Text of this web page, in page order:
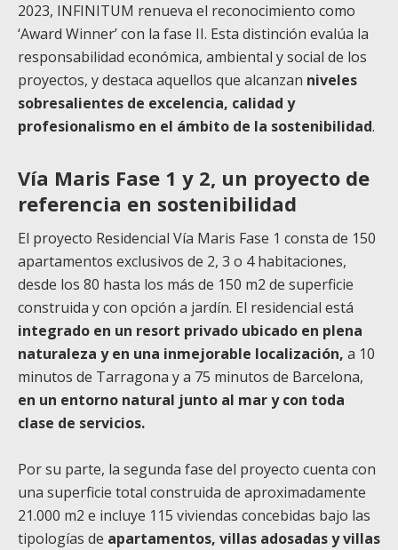
2023, INFINITUM renueva el reconocimiento como
‘Award Winner’ con la fase II. Esta distinción evalúa la
responsabilidad económica, ambiental y social de los
proyectos, y destaca aquellos que alcanzan niveles
sobresalientes de excelencia, calidad y
profesionalismo en el ámbito de la sostenibilidad.
Vía Maris Fase 1 y 2, un proyecto de
referencia en sostenibilidad
El proyecto Residencial Vía Maris Fase 1 consta de 150
apartamentos exclusivos de 2, 3 o 4 habitaciones,
desde los 80 hasta los más de 150 m2 de superficie
construida y con opción a jardín. El residencial está
integrado en un resort privado ubicado en plena
naturaleza y en una inmejorable localización, a 10
minutos de Tarragona y a 75 minutos de Barcelona,
en un entorno natural junto al mar y con toda
clase de servicios.
Por su parte, la segunda fase del proyecto cuenta con
una superficie total construida de aproximadamente
21.000 m2 e incluye 115 viviendas concebidas bajo las
tipologías de apartamentos, villas adosadas y villas